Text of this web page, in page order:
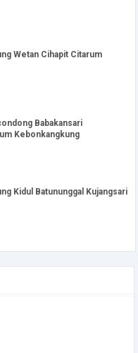
Wetan Cihapit Citarum
Babakansari
Kebonkangkung
Kidul Batununggal Kujangsari